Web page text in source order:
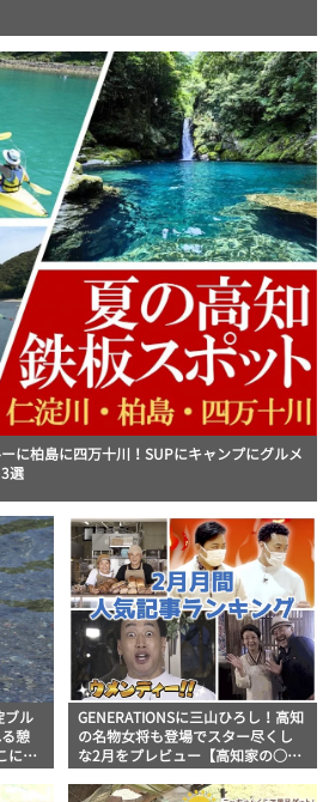
に柏島に四万十川！SUPにキャンプにグルメ
選
ブル
憩
にこ
GENERATIONSに三山ひろし！高知
の名物女将も登場でスター尽くし
な2月をプレビュー【高知家の○○